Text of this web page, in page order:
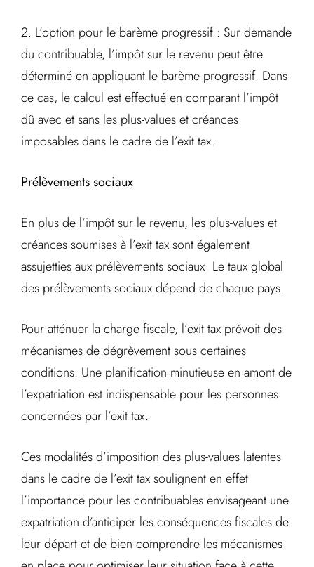
2. L’option pour le barème progressif : Sur demande
du contribuable, l’impôt sur le revenu peut être
déterminé en appliquant le barème progressif. Dans
ce cas, le calcul est effectué en comparant l’impôt
dû avec et sans les plus-values et créances
imposables dans le cadre de l’exit tax.
Prélèvements sociaux
En plus de l’impôt sur le revenu, les plus-values et
créances soumises à l’exit tax sont également
assujetties aux prélèvements sociaux. Le taux global
des prélèvements sociaux dépend de chaque pays.
Pour atténuer la charge fiscale, l’exit tax prévoit des
mécanismes de dégrèvement sous certaines
conditions. Une planification minutieuse en amont de
l’expatriation est indispensable pour les personnes
concernées par l’exit tax.
Ces modalités d’imposition des plus-values latentes
dans le cadre de l’exit tax soulignent en effet
l’importance pour les contribuables envisageant une
expatriation d’anticiper les conséquences fiscales de
leur départ et de bien comprendre les mécanismes